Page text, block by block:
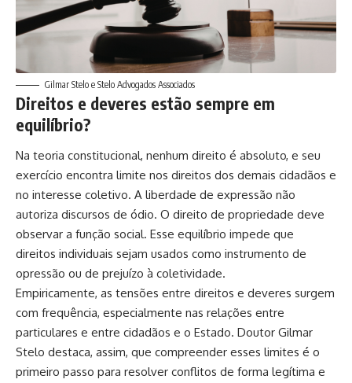
Gilmar Stelo e Stelo Advogados Associados
Direitos e deveres estão sempre em
equilíbrio?
Na teoria constitucional, nenhum direito é absoluto, e seu
exercício encontra limite nos direitos dos demais cidadãos e
no interesse coletivo. A liberdade de expressão não
autoriza discursos de ódio. O direito de propriedade deve
observar a função social. Esse equilíbrio impede que
direitos individuais sejam usados como instrumento de
opressão ou de prejuízo à coletividade.
Empiricamente, as tensões entre direitos e deveres surgem
com frequência, especialmente nas relações entre
particulares e entre cidadãos e o Estado. Doutor Gilmar
Stelo destaca, assim, que compreender esses limites é o
primeiro passo para resolver conflitos de forma legítima e